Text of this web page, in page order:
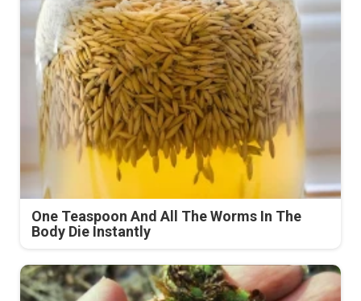
One Teaspoon And All The Worms In The
Body Die Instantly